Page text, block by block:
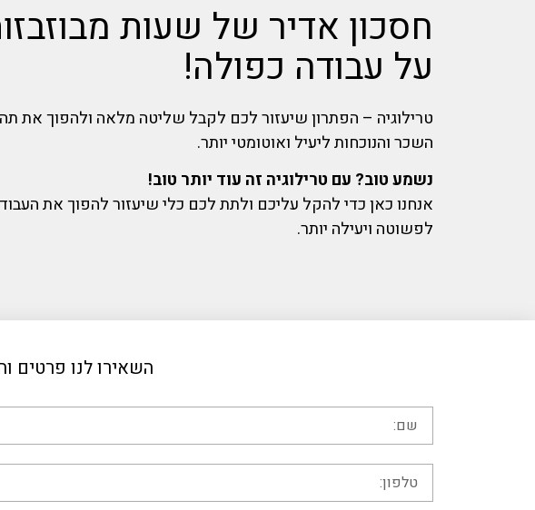
חסכון אדיר של שעות
על עבודה כפולה!
טרילוגיה – הפתרון שיעזור לכם לקבל שליטה מלאה ולהפוך את
השכר והנוכחות ליעיל ואוטומטי יותר.
נשמע טוב? עם טרילוגיה זה עוד יותר טוב!
אנחנו כאן כדי להקל עליכם ולתת לכם כלי שיעזור להפוך את
לפשוטה ויעילה יותר.
השאירו לנו פרטים